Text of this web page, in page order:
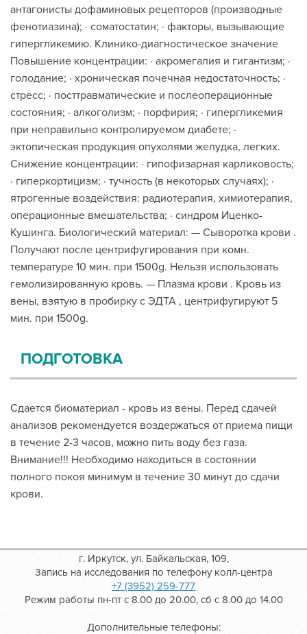
антагонисты дофаминовых рецепторов (производные
фенотиазина); · соматостатин; · факторы, вызывающие
гипергликемию. Клинико-диагностическое значение
Повышение концентрации: · акромегалия и гигантизм; ·
голодание; · хроническая почечная недостаточность; ·
стресс; · посттравматические и послеоперационные
состояния; · алкоголизм; · порфирия; · гипергликемия
при неправильно контролируемом диабете; ·
эктопическая продукция опухолями желудка, легких.
Снижение концентрации: · гипофизарная карликовость;
· гиперкортицизм; · тучность (в некоторых случаях); ·
ятрогенные воздействия: радиотерапия, химиотерапия,
операционные вмешательства; · синдром Иценко-
Кушинга. Биологический материал: — Сыворотка крови .
Получают после центрифугирования при комн.
температуре 10 мин. при 1500g. Нельзя использовать
гемолизированную кровь. — Плазма крови . Кровь из
вены, взятую в пробирку с ЭДТА , центрифугируют 5
мин. при 1500g.
ПОДГОТОВКА
Сдается биоматериал - кровь из вены. Перед сдачей
анализов рекомендуется воздержаться от приема пищи
в течение 2-3 часов, можно пить воду без газа.
Внимание!!! Необходимо находиться в состоянии
полного покоя минимум в течение 30 минут до сдачи
крови.
г. Иркутск, ул. Байкальская, 109,
Запись на исследования по телефону колл-центра
+7 (3952) 259-777
Режим работы пн-пт с 8.00 до 20.00, сб с 8.00 до 14.00
Дополнительные телефоны: